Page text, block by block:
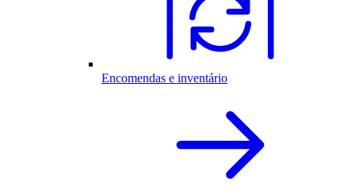
Encomendas e inventário